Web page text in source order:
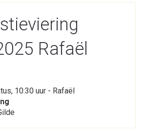
Rafaël
10:30 uur - Rafaël